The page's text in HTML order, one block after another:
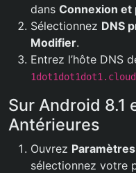
dans Connexion et
Sélectionnez DNS
Modifier.
Entrez l’hôte DNS
Sur Android 8.1
Antérieures
Ouvrez Paramètres
sélectionnez votre